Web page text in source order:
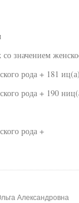
значением
рода + 181 иц(а)
рода + 190
рода +
Александровна